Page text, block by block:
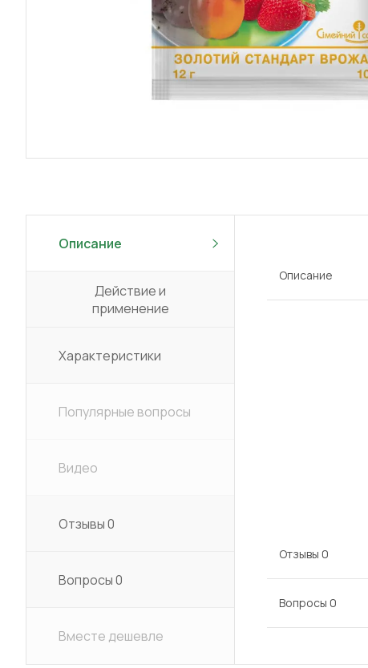
Описание
Действие и
применение
Характеристики
Популярные вопросы
Видео
Отзывы0
Вопросы0
Вместе дешевле
Описание
Отзывы 0
Вопросы 0